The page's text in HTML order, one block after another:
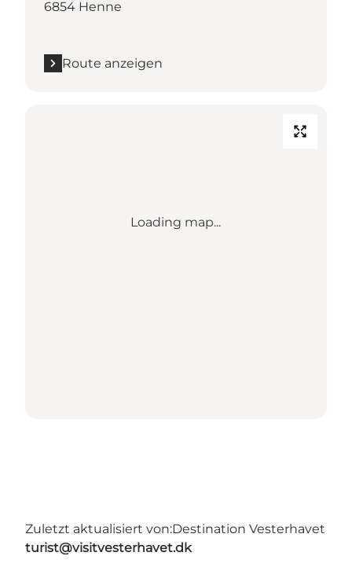
6854 Henne
Route anzeigen
Loading map...
Zuletzt aktualisiert von:Destination Vesterhavet
turist@visitvesterhavet.dk